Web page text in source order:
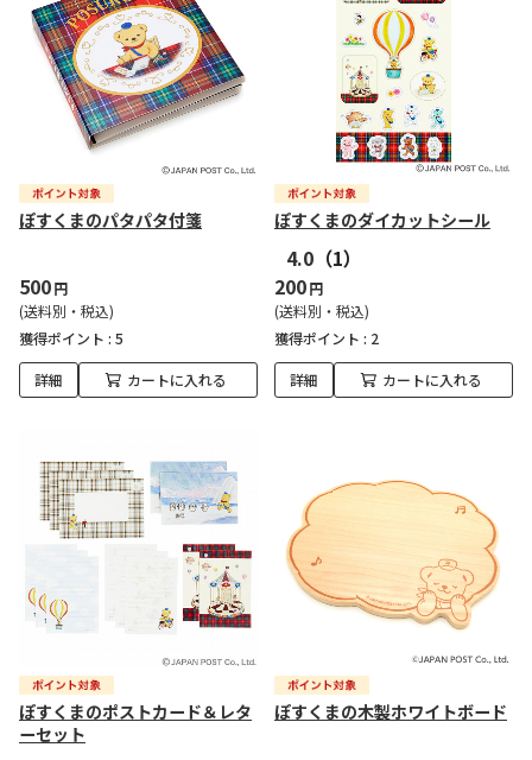
ぽすくまのパタパタ付箋
500円
(送料別・税込)
獲得ポイント : 5
詳細 カートに入れる
ぽすくまのダイカットシール
4.0 （1）
200円
(送料別・税込)
獲得ポイント : 2
詳細 カートに入れる
ぽすくまのポストカード＆レタ
ーセット
ぽすくまの木製ホワイトボード